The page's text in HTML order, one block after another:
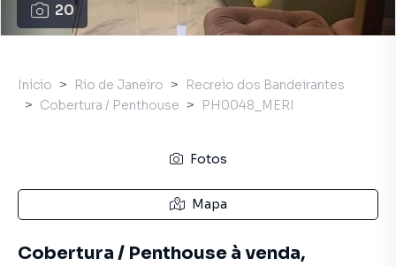
20
Início Rio de Janeiro
Recreio dos Bandeirantes
Cobertura / Penthouse
PH0048_MERI
Fotos
Mapa
Cobertura / Penthouse à venda,